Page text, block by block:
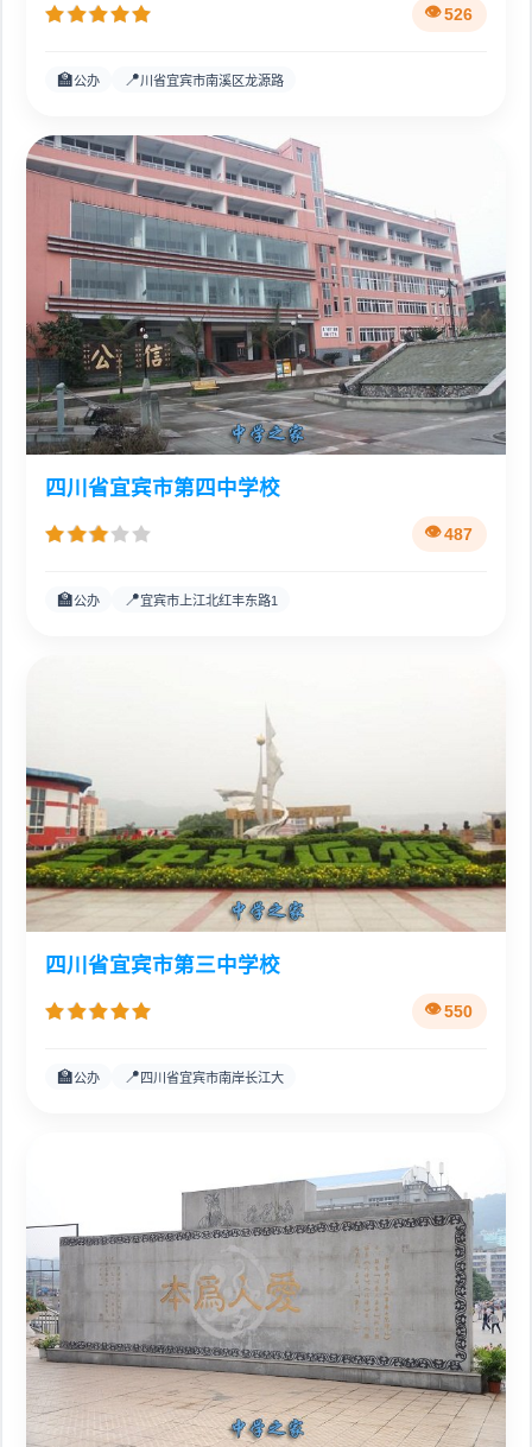
526
🏫公办 📍川省宜宾市南溪区龙源路
四川省宜宾市第四中学校
487
🏫公办 📍宜宾市上江北红丰东路1
四川省宜宾市第三中学校
550
🏫公办 📍四川省宜宾市南岸长江大